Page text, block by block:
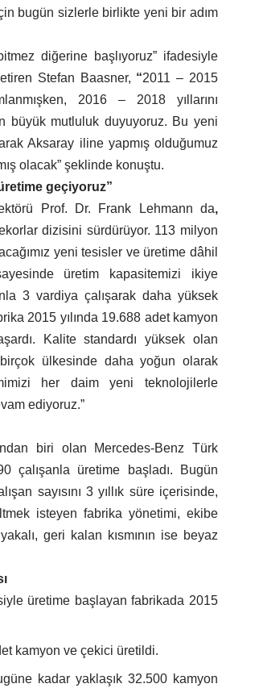
bugün sizlerle birlikte yeni bir adım
diğerine başlıyoruz” ifadesiyle
Stefan Baasner, “2011 – 2015
2016 – 2018 yıllarını
büyük mutluluk duyuyoruz. Bu yeni
Aksaray iline yapmış olduğumuz
olacak” şeklinde konuştu.
geçiyoruz”
Prof. Dr. Frank Lehmann da,
dizisini sürdürüyor. 113 milyon
yeni tesisler ve üretime dâhil
üretim kapasitemizi ikiye
3 vardiya çalışarak daha yüksek
2015 yılında 19.688 adet kamyon
Kalite standardı yüksek olan
birçok ülkesinde daha yoğun olarak
her daim yeni teknolojilerle
ediyoruz.”
biri olan Mercedes-Benz Türk
çalışanla üretime başladı. Bugün
sayısını 3 yıllık süre içerisinde,
isteyen fabrika yönetimi, ekibe
geri kalan kısmının ise beyaz
üretime başlayan fabrikada 2015
kamyon ve çekici üretildi.
kadar yaklaşık 32.500 kamyon